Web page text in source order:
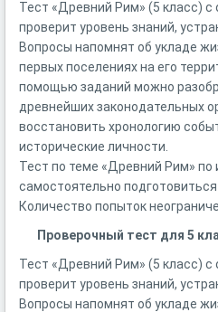
Тест «Древний Рим» (5 класс) с
проверит уровень знаний,
Вопросы напомнят об укладе
первых поселениях на его
помощью заданий можно
древнейших законодательных
восстановить хронологию
исторические личности.
Тест по теме «Древний Рим»
самостоятельно подготовиться
Количество попыток
Проверочный тест для 5
Тест «Древний Рим» (5 класс) с
проверит уровень знаний,
Вопросы напомнят об укладе